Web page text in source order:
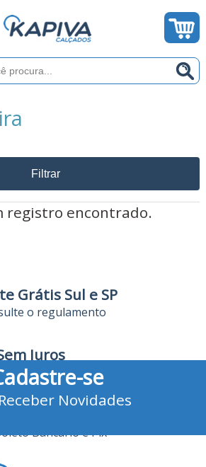
Filtrar
registro encontrado.
Grátis Sul e SP
o regulamento
Juros
de Crédito
Bancário e Pix
se
Novidades